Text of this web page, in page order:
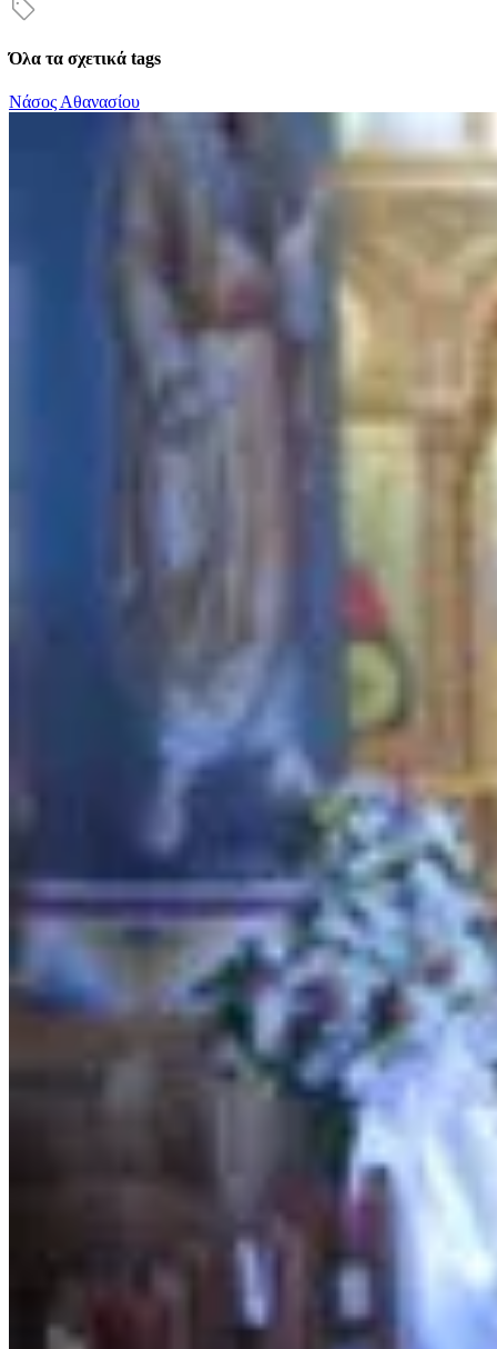
Όλα τα σχετικά tags
Νάσος Αθανασίου